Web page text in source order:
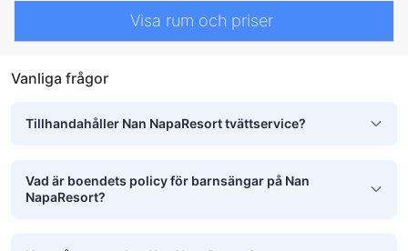
Visa rum och priser
Vanliga frågor
Tillhandahåller Nan NapaResort tvättservice?
Vad är boendets policy för barnsängar på Nan
NapaResort?